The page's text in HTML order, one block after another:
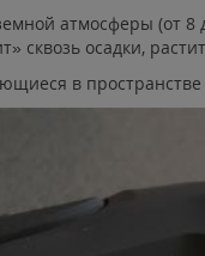
атмосферы (от
сквозь осадки,
в